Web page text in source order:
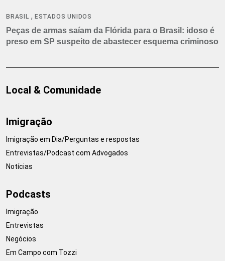
BRASIL , ESTADOS UNIDOS
Peças de armas saíam da Flórida para o Brasil: idoso é
preso em SP suspeito de abastecer esquema criminoso
Local & Comunidade
Imigração
Imigração em Dia/Perguntas e respostas
Entrevistas/Podcast com Advogados
Notícias
Podcasts
Imigração
Entrevistas
Negócios
Em Campo com Tozzi